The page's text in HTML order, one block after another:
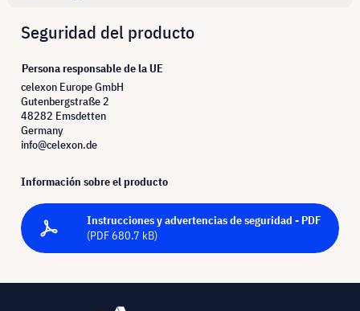
Seguridad del producto
Persona responsable de la UE
celexon Europe GmbH
Gutenbergstraße 2
48282 Emsdetten
Germany
info@celexon.de
Información sobre el producto
Instrucciones y advertencias de seguridad - PDF
(PDF 680.7 kB)